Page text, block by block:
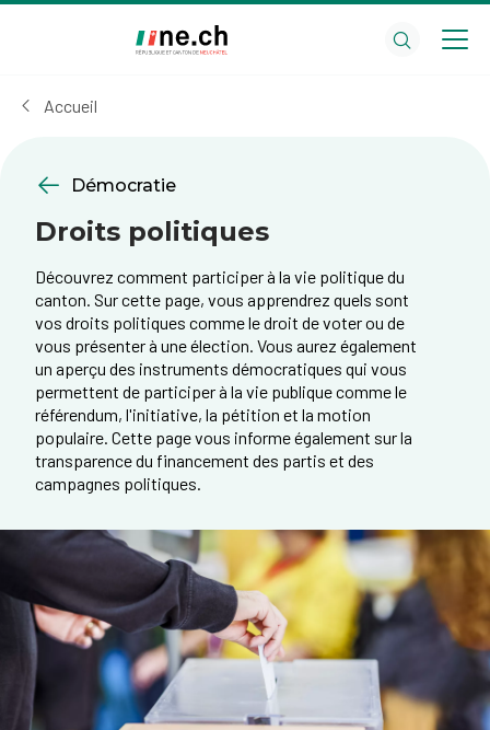
cookies
Accueil
Démocratie
Droits politiques
Découvrez comment participer à la vie politique du
canton. Sur cette page, vous apprendrez quels sont
vos droits politiques comme le droit de voter ou de
vous présenter à une élection. Vous aurez également
un aperçu des instruments démocratiques qui vous
permettent de participer à la vie publique comme le
référendum, l'initiative, la pétition et la motion
populaire. Cette page vous informe également sur la
transparence du financement des partis et des
campagnes politiques.